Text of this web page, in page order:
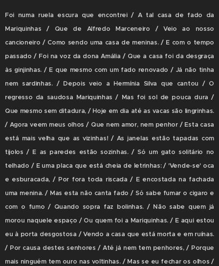
Foi numa ruela escura que encontrei / A tal casa de fado da
Mariquinhas / Que de Alfredo Marceneiro / Veio ao nosso
cancioneiro / Como sendo uma casa de meninas. / E com o tempo
passado / Foi na voz da dona Amália / Que a casa foi da desgraça
às ginjinhas. / E que mesmo com um fado renovado / Já não tinha
nem sardinhas. / Depois veio a Hermínia Silva que cantou / O
regresso da saudosa Mariquinhas / Mas foi sol de pouca dura /
Que mesmo sem ditadura, / Hoje em dia até as vacas são lingrinhas.
/ Agora veem meus olhos / Que nem amor, nem penhor / Esta casa
está mais velha que as vizinhas! / As janelas estão tapadas com
tijolos / E as paredes estão sozinhas. / Só um gato solitário no
telhado / E uma placa que está cheia de letrinhas: / 'Vende-se' oca
e esburacada, / Por fora toda riscada / E encostada na fachada
uma menina. / Mas esta não canta fado / Só sabe fumar o cigaro e
com o fumo / Quando sopra faz bolinhas. / Não sabe quem já
morou naquele espaço / Ou quem foi a Mariquinhas. / E aqui estou
eu à porta desgostosa / Vendo a casa que está morta e em ruínas.
/ Por causa destes senhores / Até já nem tem penhores, / Porque
mais ninguém tem ouro nas voltinhas. / Mas se eu fechar os olhos /